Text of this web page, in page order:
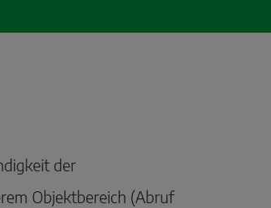
der
Objektbereich (Abruf